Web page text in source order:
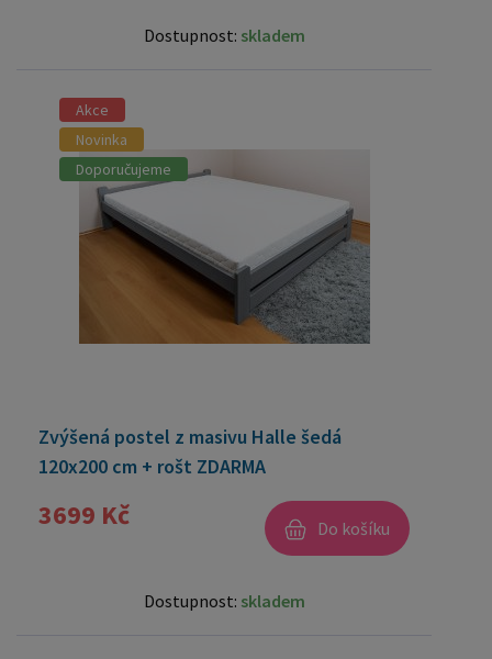
Dostupnost: skladem
Akce
Novinka
Doporučujeme
Zvýšená postel z masivu Halle šedá
120x200 cm + rošt ZDARMA
3699 Kč Do košíku
Dostupnost: skladem